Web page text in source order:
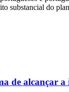
substancial do
de alcançar